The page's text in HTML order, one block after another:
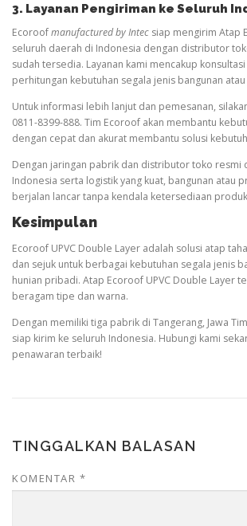
3. Layanan Pengiriman ke Seluruh
Ecoroofmanufactured by Intec siap mengirim Atap
seluruh daerah di Indonesia dengan distributor
sudah tersedia. Layanan kami mencakup
perhitungan kebutuhan segala jenis bangunan
Untuk informasi lebih lanjut dan pemesanan,
0811-8399-888. Tim Ecoroof akan membantu
dengan cepat dan akurat membantu solusi
Dengan jaringan pabrik dan distributor toko resmi
Indonesia serta logistik yang kuat, bangunan atau
berjalan lancar tanpa kendala ketersediaan
Kesimpulan
Ecoroof UPVC Double Layer adalah solusi atap
dan sejuk untuk berbagai kebutuhan segala jenis
hunian pribadi. Atap Ecoroof UPVC Double Layer
beragam tipe dan warna.
Dengan memiliki tiga pabrik di Tangerang, Jawa
siap kirim ke seluruh Indonesia. Hubungi kami
penawaran terbaik!
TINGGALKAN BALASAN
KOMENTAR *